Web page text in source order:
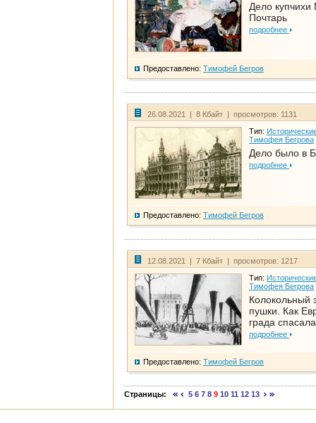
Дело
Почтарь
подробнее
Предоставлено: Тимофей Бегров
26.08.2021 | 8 Кбайт | просмотров: 1131
Тип:
Тимофея Бегрова
Дело было в
подробнее
Предоставлено: Тимофей Бегров
12.08.2021 | 7 Кбайт | просмотров: 1217
Тип:
Тимофея Бегрова
Колокольный
пушки. Как
града
подробнее
Предоставлено: Тимофей Бегров
Страницы: 5 6 7 8 9 10 11 12 13